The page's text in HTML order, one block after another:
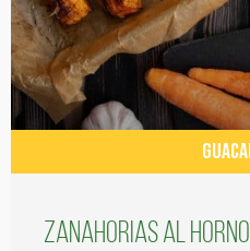
Zanahorias al